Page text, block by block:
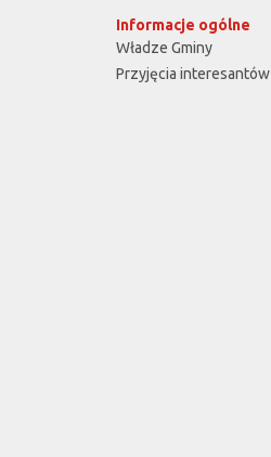
Informacje ogólne
Władze Gminy
Przyjęcia interesantów